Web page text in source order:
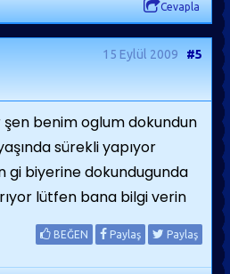
Cevapla
15 Eylül 2009 #5
benim oglum dokundun
sürekli yapıyor
gi biyerine dokundugunda
lütfen bana bilgi verin
BEĞEN Paylaş Paylaş